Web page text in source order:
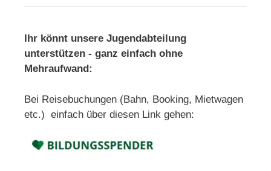
Ihr könnt unsere Jugendabteilung
unterstützen - ganz einfach ohne
Mehraufwand:
Bei Reisebuchungen (Bahn, Booking, Mietwagen
etc.) einfach über diesen Link gehen: